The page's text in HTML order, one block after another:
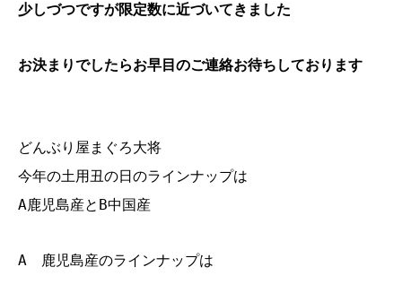
少しづつですが限定数に近づいてきました
お決まりでしたらお早目のご連絡お待ちしております
どんぶり屋まぐろ大将
今年の土用丑の日のラインナップは
A鹿児島産とB中国産
A 鹿児島産のラインナップは